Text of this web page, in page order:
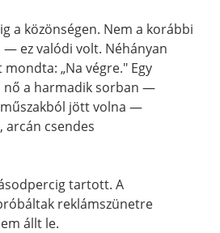
a közönségen. Nem a korábbi
ez valódi volt. Néhányan
„Na végre." Egy
nő a harmadik sorban —
jött volna —
csendes
tartott. A
reklámszünetre
állt le.